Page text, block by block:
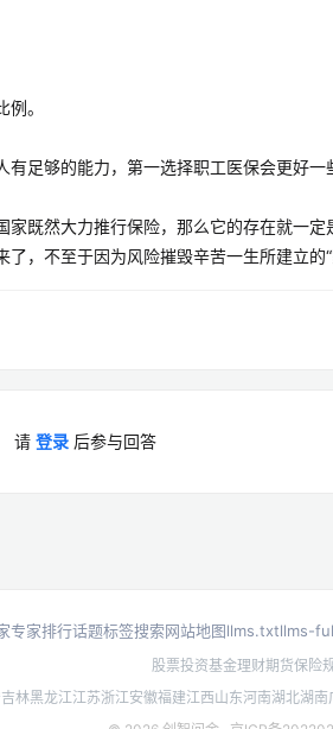
。
足够的能力，第一选择职工医保会更好一
既然大力推行保险，那么它的存在就一
，不至于因为风险摧毁辛苦一生所建立的“
请 登录 后参与回答
专家排行话题标签搜索网站地图llms.txtllms-
股票投资基金理财期货保险
吉林黑龙江江苏浙江安徽福建江西山东河南湖北湖南